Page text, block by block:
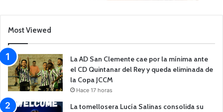
Most Viewed
La AD San Clemente cae por la mínima ante
el CD Quintanar del Rey y queda eliminada de
la Copa JCCM
Hace 17 horas
La tomellosera Lucía Salinas consolida su